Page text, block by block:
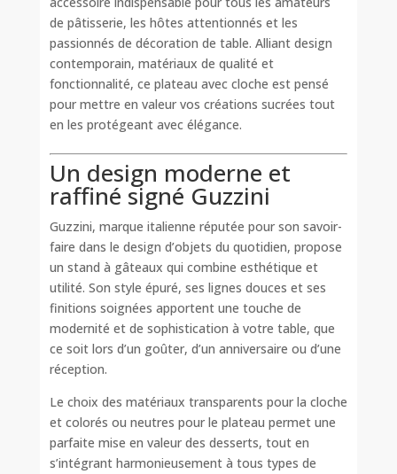
de pâtisserie, les hôtes attentionnés et les
passionnés de décoration de table. Alliant design
contemporain, matériaux de qualité et
fonctionnalité, ce plateau avec cloche est pensé
pour mettre en valeur vos créations sucrées tout
en les protégeant avec élégance.
Un design moderne et
raffiné signé Guzzini
Guzzini, marque italienne réputée pour son savoir-
faire dans le design d’objets du quotidien, propose
un stand à gâteaux qui combine esthétique et
utilité. Son style épuré, ses lignes douces et ses
finitions soignées apportent une touche de
modernité et de sophistication à votre table, que
ce soit lors d’un goûter, d’un anniversaire ou d’une
réception.
Le choix des matériaux transparents pour la cloche
et colorés ou neutres pour le plateau permet une
parfaite mise en valeur des desserts, tout en
s’intégrant harmonieusement à tous types de